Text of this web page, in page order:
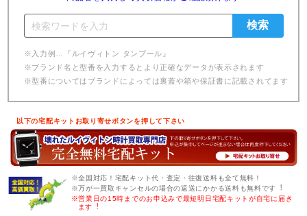
※入力例…『ルイヴィトン タンブール』
※ブランド名と型番を入力するとより正確なデータが表示されます
※型番についてはブランドによっては裏蓋や箱や保証書に記載されてます
以下の宅配キットお取り寄せボタンを押して下さい
※全国対応！宅配キット代・査定・往復送料も全て無料！
※万が一買取キャンセルの場合の返送にかかる送料も無料です︕
※営業日の15時までのお申込みで最短明日宅配キットが自宅に届き
ます︕